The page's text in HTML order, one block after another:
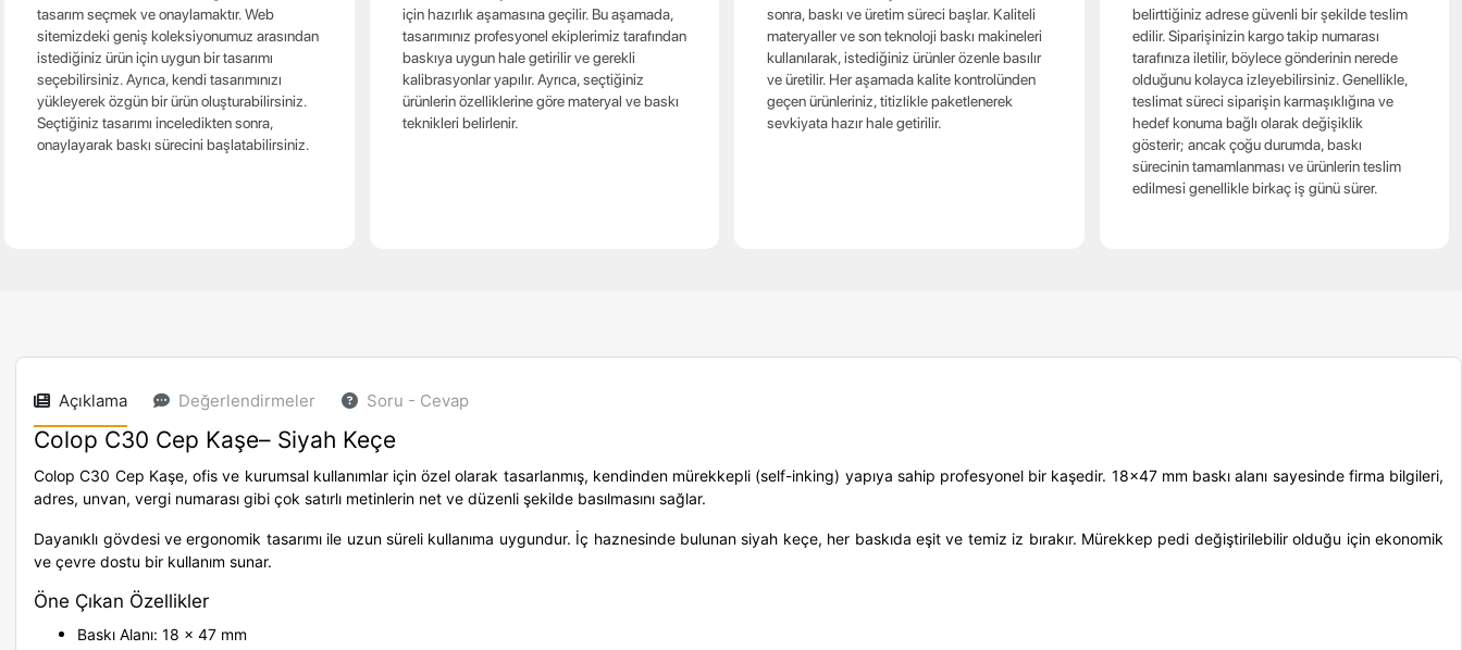
tasarım seçmek ve onaylamaktır. Web
sitemizdeki geniş koleksiyonumuz arasından
istediğiniz ürün için uygun bir tasarımı
seçebilirsiniz. Ayrıca, kendi tasarımınızı
yükleyerek özgün bir ürün oluşturabilirsiniz.
Seçtiğiniz tasarımı inceledikten sonra,
onaylayarak baskı sürecini başlatabilirsiniz.
için hazırlık aşamasına geçilir. Bu aşamada,
tasarımınız profesyonel ekiplerimiz tarafından
baskıya uygun hale getirilir ve gerekli
kalibrasyonlar yapılır. Ayrıca, seçtiğiniz
ürünlerin özelliklerine göre materyal ve baskı
teknikleri belirlenir.
sonra, baskı ve üretim süreci başlar. Kaliteli
materyaller ve son teknoloji baskı makineleri
kullanılarak, istediğiniz ürünler özenle basılır
ve üretilir. Her aşamada kalite kontrolünden
geçen ürünleriniz, titizlikle paketlenerek
sevkiyata hazır hale getirilir.
belirttiğiniz adrese güvenli bir şekilde teslim
edilir. Siparişinizin kargo takip numarası
tarafınıza iletilir, böylece gönderinin nerede
olduğunu kolayca izleyebilirsiniz. Genellikle,
teslimat süreci siparişin karmaşıklığına ve
hedef konuma bağlı olarak değişiklik
gösterir; ancak çoğu durumda, baskı
sürecinin tamamlanması ve ürünlerin teslim
edilmesi genellikle birkaç iş günü sürer.
Açıklama Değerlendirmeler Soru - Cevap
Colop C30 Cep Kaşe– Siyah Keçe
Colop C30 Cep Kaşe, ofis ve kurumsal kullanımlar için özel olarak tasarlanmış, kendinden mürekkepli (self-inking) yapıya sahip profesyonel bir kaşedir. 18x47 mm baskı alanı sayesinde firma bilgileri,
adres, unvan, vergi numarası gibi çok satırlı metinlerin net ve düzenli şekilde basılmasını sağlar.
Dayanıklı gövdesi ve ergonomik tasarımı ile uzun süreli kullanıma uygundur. İç haznesinde bulunansiyah keçe, her baskıda eşit ve temiz iz bırakır. Mürekkep pedi değiştirilebilir olduğu için ekonomik
ve çevre dostu bir kullanım sunar.
Öne Çıkan Özellikler
Baskı Alanı: 18 x 47 mm